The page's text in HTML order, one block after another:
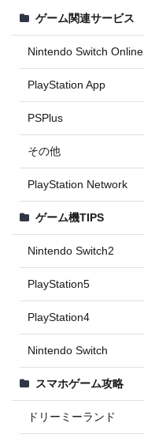
ゲーム関連サービス
Nintendo Switch Online
PlayStation App
PSPlus
その他
PlayStation Network
ゲーム機TIPS
Nintendo Switch2
PlayStation5
PlayStation4
Nintendo Switch
スマホゲーム攻略
ドリーミーランド